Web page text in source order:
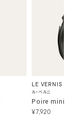
LE VERNIS
ル・ベルニ
Poire mini
¥7,920